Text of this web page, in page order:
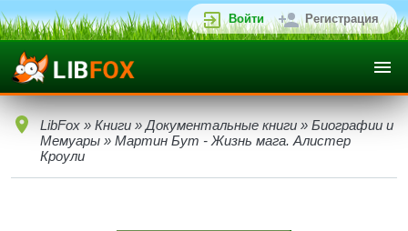
Войти Регистрация
LibFox » Книги » Документальные книги » Биографии и
Мемуары » Мартин Бут - Жизнь мага. Алистер
Кроули